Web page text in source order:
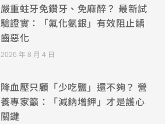
嚴重蛀牙免鑽牙、免麻醉？ 最新試
驗證實：「氟化氨銀」有效阻止齲
齒惡化
2026 年 8 月 4 日
降血壓只顧「少吃鹽」還不夠？ 營
養專家籲：「減鈉增鉀」才是護心
關鍵